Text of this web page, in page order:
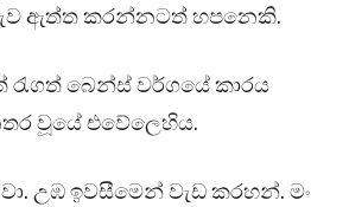
ඇත්ත කරන්නටත් හපනෙකි.
රැගත් බෙන්ස් වර්ගයේ කාරය
වූයේ එවේලෙහිය.
උඹ ඉවසීමෙන් වැඩ කරහන්. මං